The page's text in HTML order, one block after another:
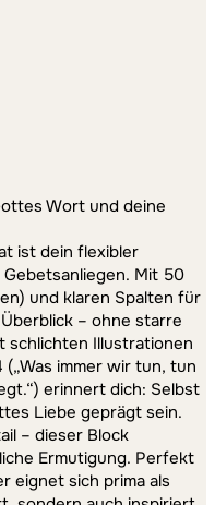
Wort und deine
ist dein flexibler
Mit 50
und klaren Spalten für
– ohne starre
schlichten Illustrationen
immer wir tun, tun
erinnert dich: Selbst
Liebe geprägt sein.
– dieser Block
Ermutigung. Perfekt
eignet sich prima als